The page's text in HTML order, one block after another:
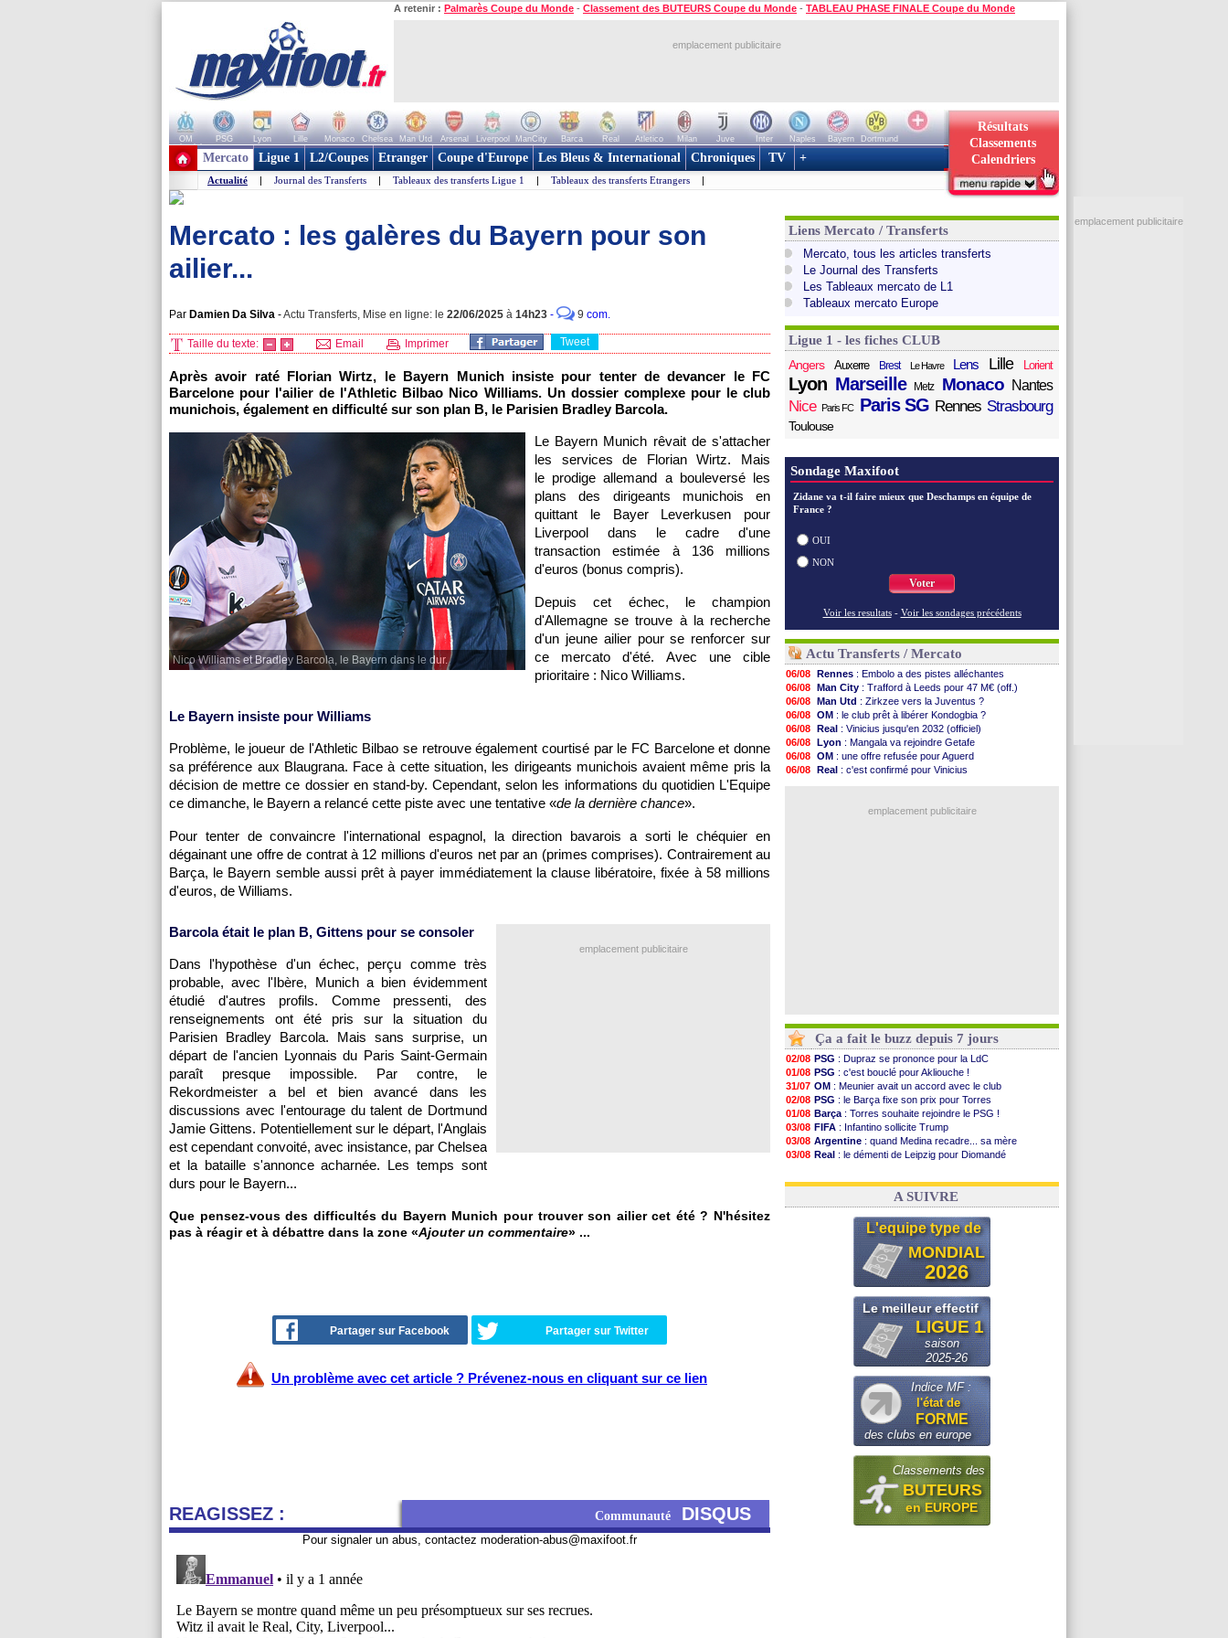
A retenir : Palmarès Coupe du Monde - Classement des BUTEURS Coupe du Monde - TABLEAU PHASE FINALE Coupe du Monde
emplacement publicitaire
OM PSG Lyon Lille Monaco Chelsea Man Utd Arsenal Liverpool ManCity Barca Real Atletico Milan Juve Inter Naples Bayern
Dortmund
+ de clubs
Résultats
Classements
Calendriers
Mercato Ligue 1 L2/Coupes Etranger Coupe d'Europe Les Bleus & International Chroniques TV +
Actualité | Journal des Transferts | Tableaux des transferts Ligue 1 | Tableaux des transferts Etrangers |
Mercato : les galères du Bayern pour son
ailier...
Par Damien Da Silva -Actu Transferts, Mise en ligne: le 22/06/2025 à 14h23 - 9 com.
Taille du texte: Email Imprimer Tweet
Après avoir raté Florian Wirtz, le Bayern Munich insiste pour tenter de devancer le FC
Barcelone pour l'ailier de l'Athletic Bilbao Nico Williams. Un dossier complexe pour le club
munichois, également en difficulté sur son plan B, le Parisien Bradley Barcola.
Nico Williams et Bradley Barcola, le Bayern dans le dur.
Le Bayern Munich rêvait de s'attacher
les services de Florian Wirtz. Mais
le prodige allemand a bouleversé les
plans des dirigeants munichois en
quittant le Bayer Leverkusen pour
Liverpool dans le cadre d'une
transaction estimée à 136 millions
d'euros (bonus compris).
Depuis cet échec, le champion
d'Allemagne se trouve à la recherche
d'un jeune ailier pour se renforcer sur
ce mercato d'été. Avec une cible
prioritaire : Nico Williams.
Le Bayern insiste pour Williams
Problème, le joueur de l'Athletic Bilbao se retrouve également courtisé par le FC Barcelone et donne
sa préférence aux Blaugrana. Face à cette situation, les dirigeants munichois avaient même pris la
décision de mettre ce dossier en stand-by. Cependant, selon les informations du quotidien L'Equipe
ce dimanche, le Bayern a relancé cette piste avec une tentative «de la dernière chance».
Pour tenter de convaincre l'international espagnol, la direction bavarois a sorti le chéquier en
dégainant une offre de contrat à 12 millions d'euros net par an (primes comprises). Contrairement au
Barça, le Bayern semble aussi prêt à payer immédiatement la clause libératoire, fixée à 58 millions
d'euros, de Williams.
emplacement publicitaire
Barcola était le plan B, Gittens pour se consoler
Dans l'hypothèse d'un échec, perçu comme très
probable, avec l'Ibère, Munich a bien évidemment
étudié d'autres profils. Comme pressenti, des
renseignements ont été pris sur la situation du
Parisien Bradley Barcola. Mais sans surprise, un
départ de l'ancien Lyonnais du Paris Saint-Germain
paraît presque impossible. Par contre, le
Rekordmeister a bel et bien avancé dans les
discussions avec l'entourage du talent de Dortmund
Jamie Gittens. Potentiellement sur le départ, l'Anglais
est cependant convoité, avec insistance, par Chelsea
et la bataille s'annonce acharnée. Les temps sont
durs pour le Bayern...
Que pensez-vous des difficultés du Bayern Munich pour trouver son ailier cet été ? N'hésitez
pas à réagir et à débattre dans la zone «Ajouter un commentaire» ...
Partager sur Facebook Partager sur Twitter
Un problème avec cet article ? Prévenez-nous en cliquant sur ce lien
REAGISSEZ : Communauté DISQUS
Pour signaler un abus, contactez moderation-abus@maxifoot.fr
Liens Mercato / Transferts
Mercato, tous les articles transferts
Le Journal des Transferts
Les Tableaux mercato de L1
Tableaux mercato Europe
Ligue 1 - les fiches CLUB
Angers
Auxerre Brest Le Havre Lens Lille Lorient
Lyon Marseille Metz Monaco Nantes
Nice Paris FC Paris SG Rennes Strasbourg
Toulouse
Sondage Maxifoot
Zidane va t-il faire mieux que Deschamps en équipe de
France ?
OUI
NON
Voter
Voir les resultats - Voir les sondages précédents
Actu Transferts / Mercato
06/08 Rennes : Embolo a des pistes alléchantes
06/08 Man City : Trafford à Leeds pour 47 M€ (off.)
06/08 Man Utd : Zirkzee vers la Juventus ?
06/08 OM : le club prêt à libérer Kondogbia ?
06/08 Real : Vinicius jusqu'en 2032 (officiel)
06/08 Lyon : Mangala va rejoindre Getafe
06/08 OM : une offre refusée pour Aguerd
06/08 Real : c'est confirmé pour Vinicius
: une offre pour Bulka
emplacement publicitaire
Ça a fait le buzz depuis 7 jours
02/08 PSG : Dupraz se prononce pour la LdC
01/08 PSG : c'est bouclé pour Akliouche !
31/07 OM : Meunier avait un accord avec le club
02/08 PSG : le Barça fixe son prix pour Torres
01/08 Barça : Torres souhaite rejoindre le PSG !
03/08 FIFA : Infantino sollicite Trump
03/08 Argentine : quand Medina recadre... sa mère
03/08 Real : le démenti de Leipzig pour Diomandé
31/07 FIFA: le conseiller d'Infantino démissionne !
A SUIVRE
L'equipe type de
MONDIAL
2026
Le meilleur effectif
LIGUE 1
saison
2025-26
Indice MF :
l'état de
FORME
des clubs en europe
Classements des
BUTEURS
en EUROPE
emplacement publicitaire